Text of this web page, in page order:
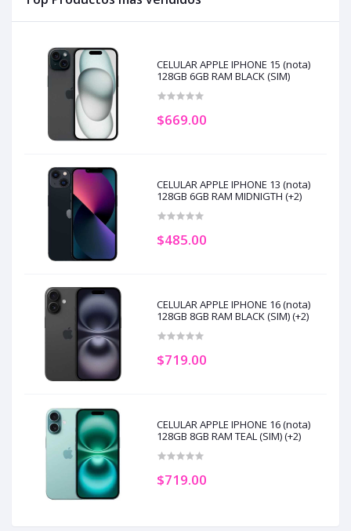
CELULAR APPLE IPHONE 15 (nota)
128GB 6GB RAM BLACK (SIM)
$669.00
CELULAR APPLE IPHONE 13 (nota)
128GB 6GB RAM MIDNIGTH (+2)
$485.00
CELULAR APPLE IPHONE 16 (nota)
128GB 8GB RAM BLACK (SIM) (+2)
$719.00
CELULAR APPLE IPHONE 16 (nota)
128GB 8GB RAM TEAL (SIM) (+2)
$719.00